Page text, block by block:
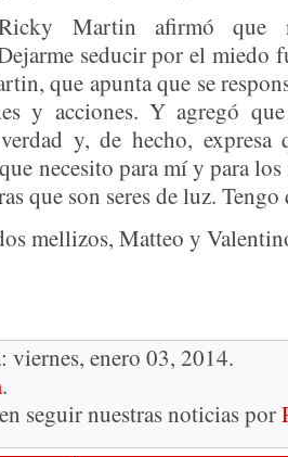
Martin afirmó que
seducir por el miedo
que apunta que se
y acciones. Y agregó
y, de hecho,
necesito para mí y para
que son seres de luz.
mellizos, Matteo y
viernes, enero 03, 2014.
.
seguir nuestras noticias por